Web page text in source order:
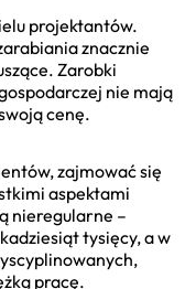
projektantów.
znacznie
Zarobki
nie mają
cenę.
zajmować się
aspektami
nieregularne –
tysięcy, a w
pracę.